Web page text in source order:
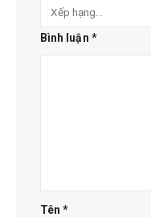
Bình luận *
Tên*